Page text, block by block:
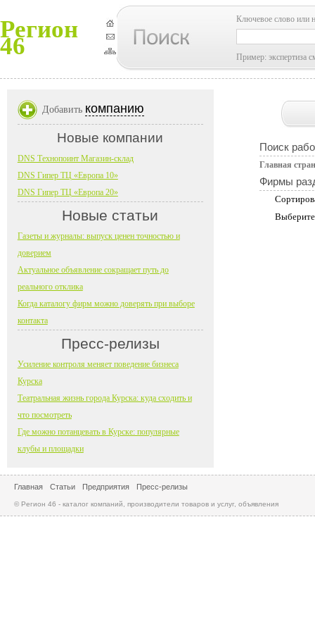
Регион
46
Ключевое слово или
Пример: экспертиза
Поиск
Главная
Фирмы
Добавить компанию
Новые компании
DNS Технопоинт Магазин-склад
DNS Гипер ТЦ «Европа 10»
DNS Гипер ТЦ «Европа 20»
Новые статьи
Газеты и журналы: выпуск ценен точностью и
доверием
Актуальное объявление сокращает путь до
реального отклика
Когда каталогу фирм можно доверять при выборе
контакта
Пресс-релизы
Усиление контроля меняет поведение бизнеса
Курска
Театральная жизнь города Курска: куда сходить и
что посмотреть
Где можно потанцевать в Курске: популярные
клубы и площадки
Главная Статьи Предприятия Пресс-релизы
© Регион 46 - каталог компаний, производители товаров и услуг, объявления